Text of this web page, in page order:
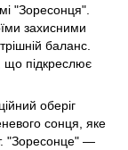
"Зоресонця".
захисними
баланс.
що підкреслює
оберіг
сонця, яке
"Зоресонце" —